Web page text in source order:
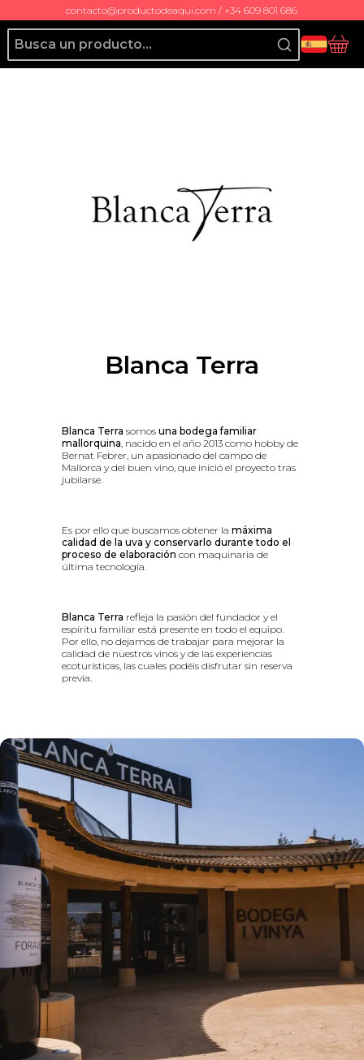
contacto@productodeaqui.com / +34 609 801 686
Producto de Aquí
Blanca Terra
Blanca Terra somosuna bodega familiar
mallorquina, nacido en el año 2013 como hobby de
Bernat Febrer, un apasionado del campo de
Mallorca y del buen vino, que inició el proyecto tras
jubilarse.
Es por ello que buscamos obtener lamáxima
calidad de la uva y conservarlo durante todo el
proceso de elaboración con maquinaria de
última tecnología.
Blanca Terra refleja la pasión del fundador y el
espíritu familiar está presente en todo el equipo.
Por ello, no dejamos de trabajar para mejorar la
calidad de nuestros vinos y de las experiencias
ecoturísticas, las cuales podéis disfrutar sin reserva
previa.